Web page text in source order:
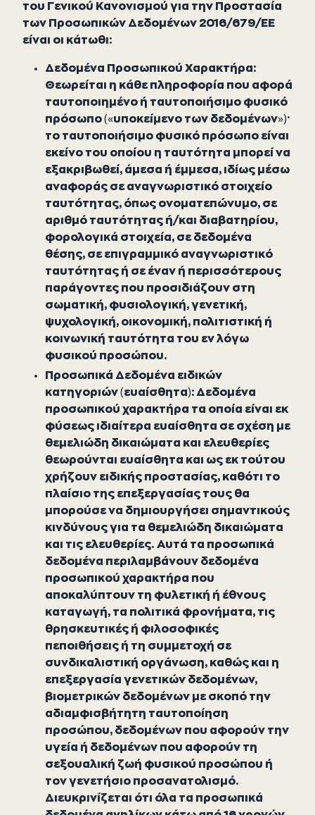
του Γενικού Κανονισμού για την Προστασία
των Προσωπικών Δεδομένων 2016/679/ΕΕ
είναι οι κάτωθι:
Δεδομένα Προσωπικού Χαρακτήρα:
Θεωρείται η κάθε πληροφορία που αφορά
ταυτοποιημένο ή ταυτοποιήσιμο φυσικό
πρόσωπο («υποκείμενο των δεδομένων»)·
το ταυτοποιήσιμο φυσικό πρόσωπο είναι
εκείνο του οποίου η ταυτότητα μπορεί να
εξακριβωθεί, άμεσα ή έμμεσα, ιδίως μέσω
αναφοράς σε αναγνωριστικό στοιχείο
ταυτότητας, όπως ονοματεπώνυμο, σε
αριθμό ταυτότητας ή/και διαβατηρίου,
φορολογικά στοιχεία, σε δεδομένα
θέσης, σε επιγραμμικό αναγνωριστικό
ταυτότητας ή σε έναν ή περισσότερους
παράγοντες που προσιδιάζουν στη
σωματική, φυσιολογική, γενετική,
ψυχολογική, οικονομική, πολιτιστική ή
κοινωνική ταυτότητα του εν λόγω
φυσικού προσώπου.
Προσωπικά Δεδομένα ειδικών
κατηγοριών (ευαίσθητα): Δεδομένα
προσωπικού χαρακτήρα τα οποία είναι εκ
φύσεως ιδιαίτερα ευαίσθητα σε σχέση με
θεμελιώδη δικαιώματα και ελευθερίες
θεωρούνται ευαίσθητα και ως εκ τούτου
χρήζουν ειδικής προστασίας, καθότι το
πλαίσιο της επεξεργασίας τους θα
μπορούσε να δημιουργήσει σημαντικούς
κινδύνους για τα θεμελιώδη δικαιώματα
και τις ελευθερίες. Αυτά τα προσωπικά
δεδομένα περιλαμβάνουν δεδομένα
προσωπικού χαρακτήρα που
αποκαλύπτουν τη φυλετική ή έθνους
καταγωγή, τα πολιτικά φρονήματα, τις
θρησκευτικές ή φιλοσοφικές
πεποιθήσεις ή τη συμμετοχή σε
συνδικαλιστική οργάνωση, καθώς και η
επεξεργασία γενετικών δεδομένων,
βιομετρικών δεδομένων με σκοπό την
αδιαμφισβήτητη ταυτοποίηση
προσώπου, δεδομένων που αφορούν την
υγεία ή δεδομένων που αφορούν τη
σεξουαλική ζωή φυσικού προσώπου ή
τον γενετήσιο προσανατολισμό.
Διευκρινίζεται ότι όλα τα προσωπικά